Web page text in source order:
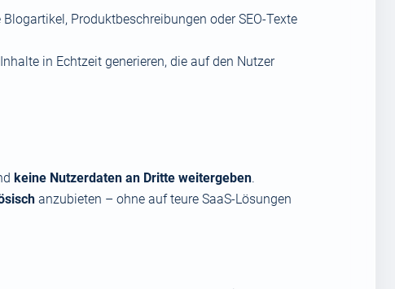
Produktbeschreibungen oder SEO-Texte
in Echtzeit generieren, die auf den Nutzer
keine Nutzerdaten an Dritte weitergeben.
anzubieten – ohne auf teure SaaS-Lösungen